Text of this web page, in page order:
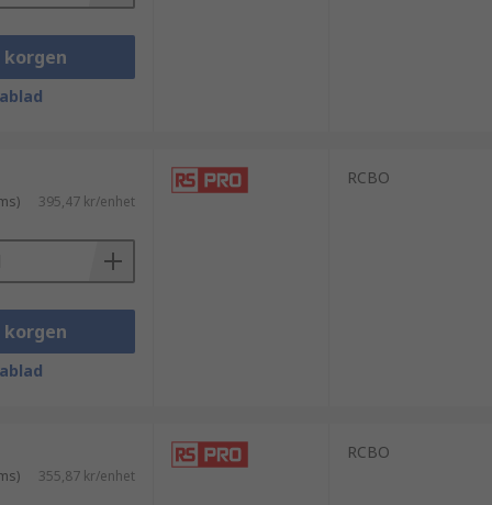
korgen
395,47 kr/enhet
korgen
RCBO
355,87 kr/enhet
RCBO